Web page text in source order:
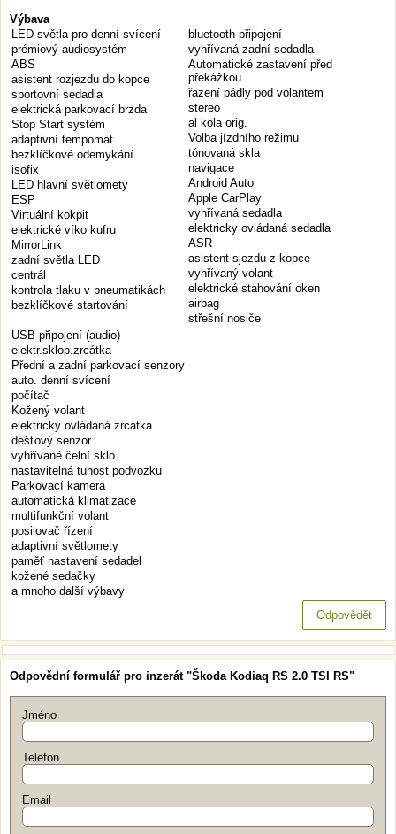
Výbava
LED světla pro denní svícení
prémiový audiosystém
ABS
asistent rozjezdu do kopce
sportovní sedadla
elektrická parkovací brzda
Stop Start systém
adaptivní tempomat
bezklíčkové odemykání
isofix
LED hlavní světlomety
ESP
Virtuální kokpit
elektrické víko kufru
MirrorLink
zadní světla LED
centrál
kontrola tlaku v pneumatikách
bezklíčkové startování
bluetooth připojení
vyhřívaná zadní sedadla
Automatické zastavení před
překážkou
řazení pádly pod volantem
stereo
al kola orig.
Volba jízdního režimu
tónovaná skla
navigace
Android Auto
Apple CarPlay
vyhřívaná sedadla
elektricky ovládaná sedadla
ASR
asistent sjezdu z kopce
vyhřívaný volant
elektrické stahování oken
airbag
střešní nosiče
USB připojení (audio)
elektr.sklop.zrcátka
Přední a zadní parkovací senzory
auto. denní svícení
počítač
Kožený volant
elektricky ovládaná zrcátka
dešťový senzor
vyhřívané čelní sklo
nastavitelná tuhost podvozku
Parkovací kamera
automatická klimatizace
multifunkční volant
posilovač řízení
adaptivní světlomety
paměť nastavení sedadel
kožené sedačky
a mnoho další výbavy
Odpovědět
Odpovědní formulář pro inzerát "Škoda Kodiaq RS 2.0 TSI RS"
Jméno
Telefon
Email